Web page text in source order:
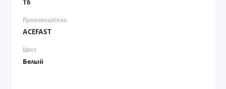
T6
Производитель
ACEFAST
Цвет
Белый